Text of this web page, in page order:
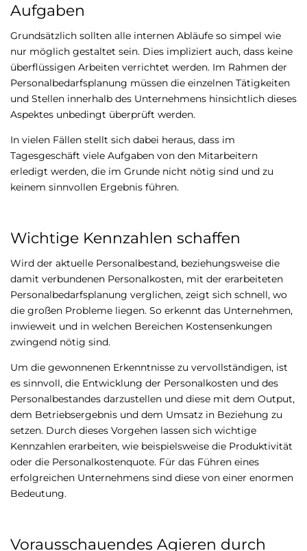
Aufgaben
Grundsätzlich sollten alle internen Abläufe so simpel wie
nur möglich gestaltet sein. Dies impliziert auch, dass keine
überflüssigen Arbeiten verrichtet werden. Im Rahmen der
Personalbedarfsplanung müssen die einzelnen Tätigkeiten
und Stellen innerhalb des Unternehmens hinsichtlich dieses
Aspektes unbedingt überprüft werden.
In vielen Fällen stellt sich dabei heraus, dass im
Tagesgeschäft viele Aufgaben von den Mitarbeitern
erledigt werden, die im Grunde nicht nötig sind und zu
keinem sinnvollen Ergebnis führen.
Wichtige Kennzahlen schaffen
Wird der aktuelle Personalbestand, beziehungsweise die
damit verbundenen Personalkosten, mit der erarbeiteten
Personalbedarfsplanung verglichen, zeigt sich schnell, wo
die großen Probleme liegen. So erkennt das Unternehmen,
inwieweit und in welchen Bereichen Kostensenkungen
zwingend nötig sind.
Um die gewonnenen Erkenntnisse zu vervollständigen, ist
es sinnvoll, die Entwicklung der Personalkosten und des
Personalbestandes darzustellen und diese mit dem Output,
dem Betriebsergebnis und dem Umsatz in Beziehung zu
setzen. Durch dieses Vorgehen lassen sich wichtige
Kennzahlen erarbeiten, wie beispielsweise die Produktivität
oder die Personalkostenquote. Für das Führen eines
erfolgreichen Unternehmens sind diese von einer enormen
Bedeutung.
Vorausschauendes Agieren durch